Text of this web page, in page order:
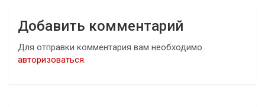
Добавить комментарий
Для отправки комментария вам необходимо
авторизоваться.